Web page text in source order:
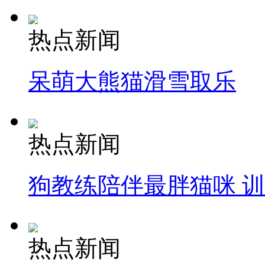
热点新闻
呆萌大熊猫滑雪取乐
热点新闻
狗教练陪伴最胖猫咪
热点新闻